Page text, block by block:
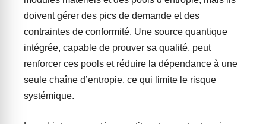
doivent gérer des pics de demande et des
contraintes de conformité. Une source quantique
intégrée, capable de prouver sa qualité, peut
renforcer ces pools et réduire la dépendance à une
seule chaîne d’entropie, ce qui limite le risque
systémique.